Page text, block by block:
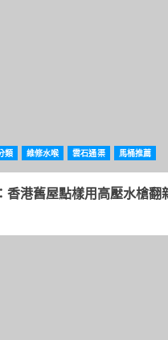
類 維修水喉 雲石通渠 馬桶推薦
香港舊屋點樣用高壓水槍翻